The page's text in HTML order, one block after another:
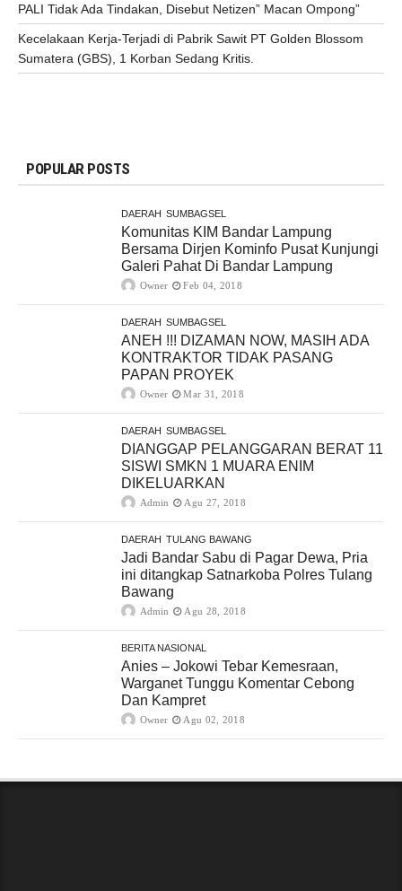
PALI Tidak Ada Tindakan, Disebut Netizen” Macan Ompong”
Kecelakaan Kerja-Terjadi di Pabrik Sawit PT Golden Blossom
Sumatera (GBS), 1 Korban Sedang Kritis.
POPULAR POSTS
DAERAH SUMBAGSEL
Komunitas KIM Bandar Lampung
Bersama Dirjen Kominfo Pusat Kunjungi
Galeri Pahat Di Bandar Lampung
Owner Feb 04, 2018
DAERAH SUMBAGSEL
ANEH !!! DIZAMAN NOW, MASIH ADA
KONTRAKTOR TIDAK PASANG
PAPAN PROYEK
Owner Mar 31, 2018
DAERAH SUMBAGSEL
DIANGGAP PELANGGARAN BERAT 11
SISWI SMKN 1 MUARA ENIM
DIKELUARKAN
Admin Agu 27, 2018
DAERAH TULANG BAWANG
Jadi Bandar Sabu di Pagar Dewa, Pria
ini ditangkap Satnarkoba Polres Tulang
Bawang
Admin Agu 28, 2018
BERITA NASIONAL
Anies – Jokowi Tebar Kemesraan,
Warganet Tunggu Komentar Cebong
Dan Kampret
Owner Agu 02, 2018